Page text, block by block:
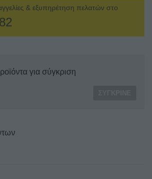
& εξυπηρέτηση πελατών στο
για σύγκριση